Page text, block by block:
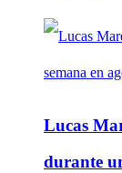
Lucas
durante